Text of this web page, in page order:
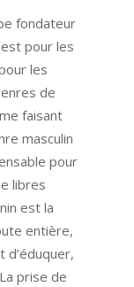
fondateur
pour les
les
de
faisant
masculin
pour
libres
est la
entière,
d’éduquer,
prise de